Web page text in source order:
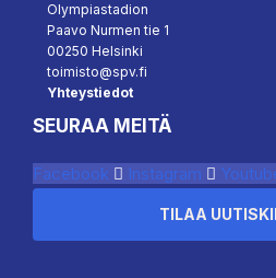
Olympiastadion
Paavo Nurmen tie 1
00250 Helsinki
toimisto@spv.fi
Yhteystiedot
SEURAA MEITÄ
Facebook Instagram
TILAA